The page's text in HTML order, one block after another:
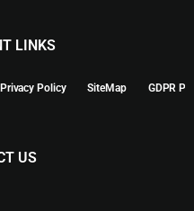
LINKS
Privacy Policy SiteMap GDPR
US